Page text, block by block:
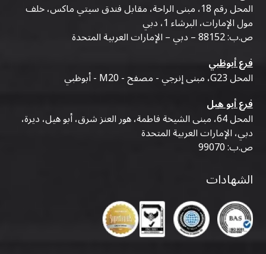
المحل رقم 18، مبنى الراحة، مقابل فندق سيتي ماكس، خلف
مول الإمارات، البرشاء 1، دبي
ص.ب: 88152 – دبي – الإمارات العربية المتحدة
فرع أبوظبي
المحل G23، مبنى إنرجي - مصفح - M20 - أبوظبي
فرع أبو هيل
المحل 64، مبنى الشيخة فاطمة، هور العنز شرق، أبو هيل، ديرة،
دبي، الإمارات العربية المتحدة
ص.ب: 99070
الشهادات